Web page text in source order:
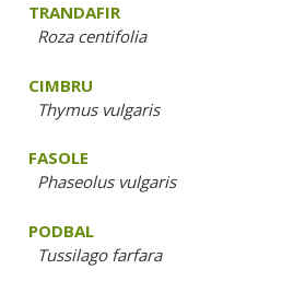
TRANDAFIR
Roza centifolia
CIMBRU
Thymus vulgaris
FASOLE
Phaseolus vulgaris
PODBAL
Tussilago farfara